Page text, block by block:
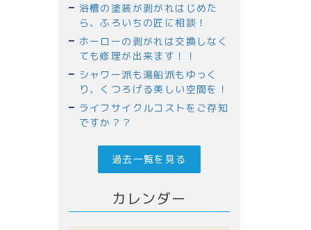
浴槽の塗装が剥がれはじめた
ら、ふろいちの匠に相談！
ホーローの剥がれは交換しなく
ても修理が出来ます！！
シャワー派も湯船派もゆっく
り、くつろげる美しい空間を！
ライフサイクルコストをご存知
ですか？？
過去一覧を見る
カレンダー